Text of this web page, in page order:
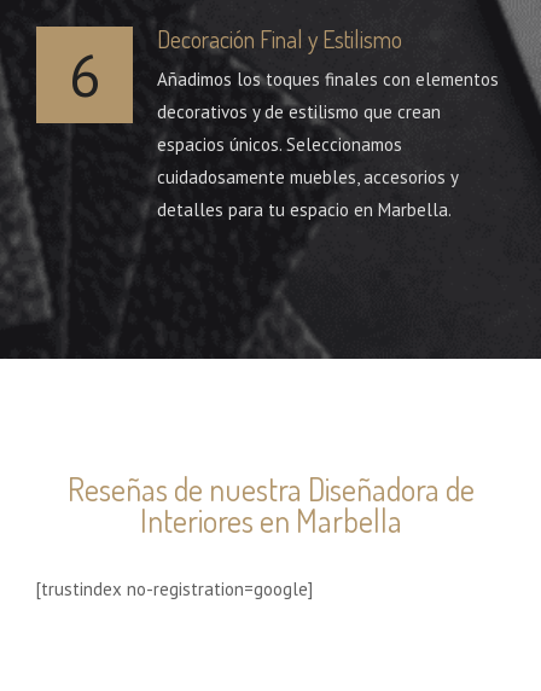
6 Decoración Final y Estilismo
Añadimos los toques finales con elementos
decorativos y de estilismo que crean
espacios únicos. Seleccionamos
cuidadosamente muebles, accesorios y
detalles para tu espacio en Marbella.
Reseñas de nuestra Diseñadora de
Interiores en Marbella
[trustindex no-registration=google]